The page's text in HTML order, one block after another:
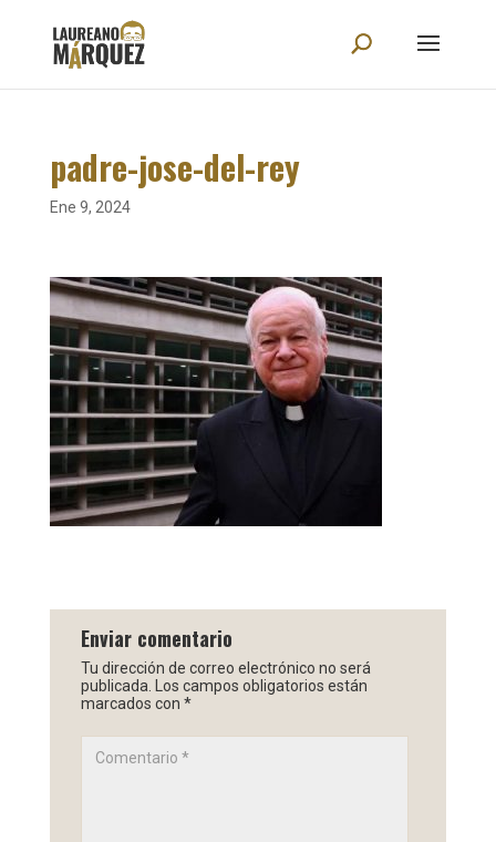
padre-jose-del-rey
Ene 9, 2024
Enviar comentario
Tu dirección de correo electrónico no será
publicada.
Los campos obligatorios están
marcados con *